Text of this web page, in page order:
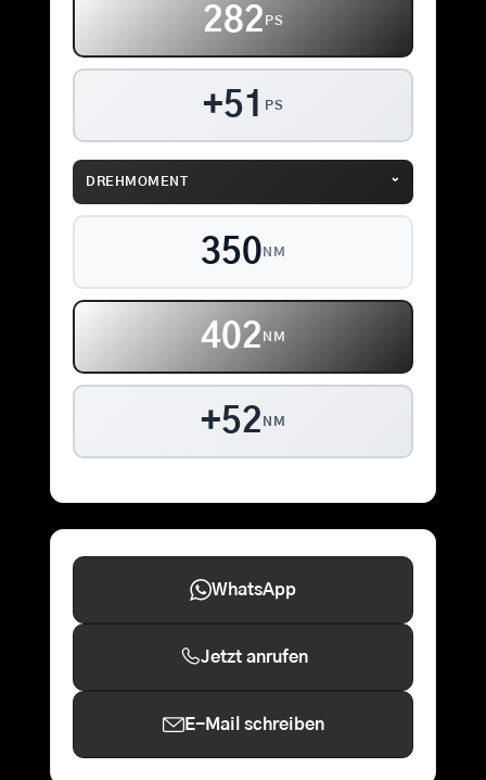
282 PS
+51 PS
DREHMOMENT ⌄
350 NM
402 NM
+52 NM
WhatsApp
Jetzt anrufen
E-Mail schreiben